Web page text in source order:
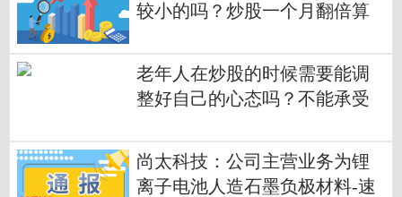
较小的吗？炒股一个月翻倍算
老年人在炒股的时候需要能调
整好自己的心态吗？不能承受
吗？
尚太科技：公司主营业务为锂
离子电池人造石墨负极材料-速